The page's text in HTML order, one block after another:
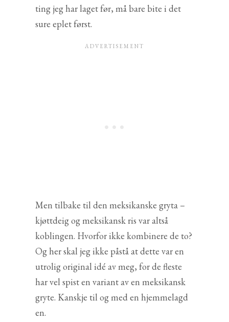
ting jeg har laget før, må bare bite i det
sure eplet først.
Men tilbake til den meksikanske gryta –
kjøttdeig og meksikansk ris var altså
koblingen. Hvorfor ikke kombinere de to?
Og her skal jeg ikke påstå at dette var en
utrolig original idé av meg, for de fleste
har vel spist en variant av en meksikansk
gryte. Kanskje til og med en hjemmelagd
en.